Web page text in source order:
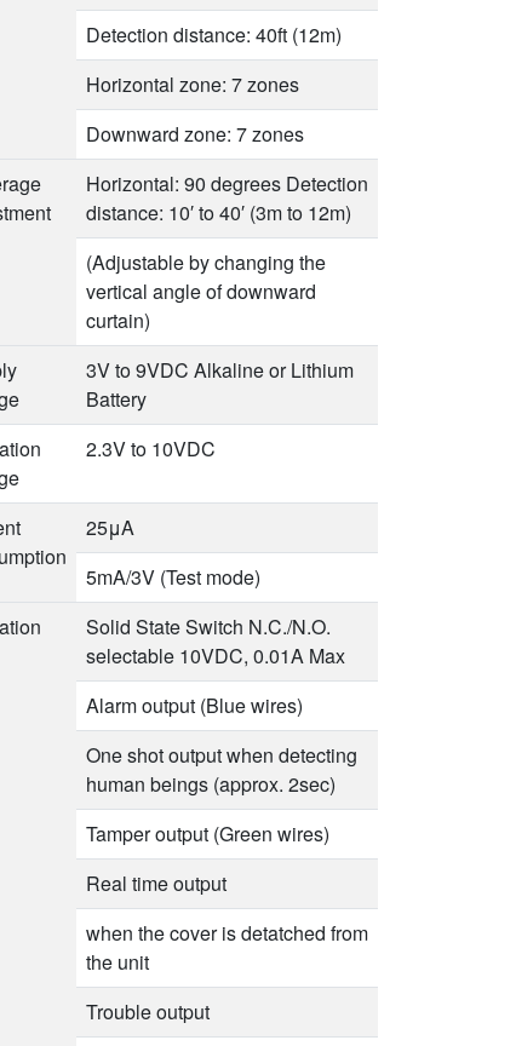
Detection distance: 40ft (12m)
Horizontal zone: 7 zones
Downward zone: 7 zones
Horizontal: 90 degrees Detection
distance: 10′ to 40′ (3m to 12m)
(Adjustable by changing the
vertical angle of downward
curtain)
3V to 9VDC Alkaline or Lithium
Battery
2.3V to 10VDC
25μA
5mA/3V (Test mode)
Solid State Switch N.C./N.O.
selectable 10VDC, 0.01A Max
Alarm output (Blue wires)
One shot output when detecting
human beings (approx. 2sec)
Tamper output (Green wires)
Real time output
when the cover is detatched from
the unit
Trouble output